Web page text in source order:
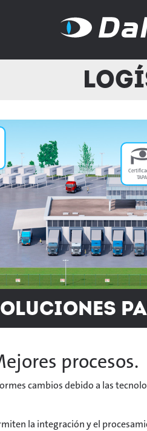
TAPA
procesos.
cambios debido a las
la integración y el